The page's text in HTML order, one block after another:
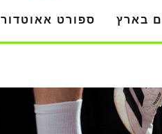
בארץ ספורט אאוטדור